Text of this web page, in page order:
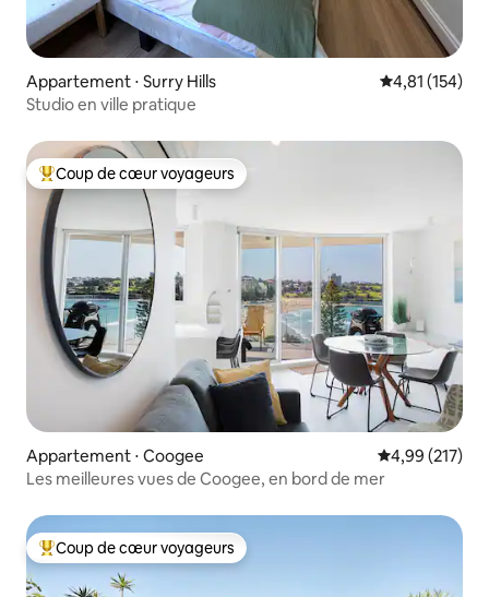
Appartement ⋅ Surry Hills Évaluation
4,81 (154)
Studio en ville pratique
Coups de cœur voyageurs les plus appréciés
Coup de cœur voyageurs
Appartement ⋅ Coogee Évaluation
4,99 (217)
Les meilleures vues de Coogee, en bord de mer
Coups de cœur voyageurs les plus appréciés
Coup de cœur voyageurs